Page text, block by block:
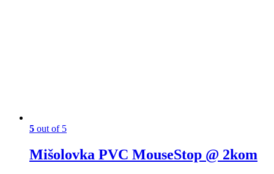
5 out of 5
Mišolovka PVC MouseStop @ 2kom